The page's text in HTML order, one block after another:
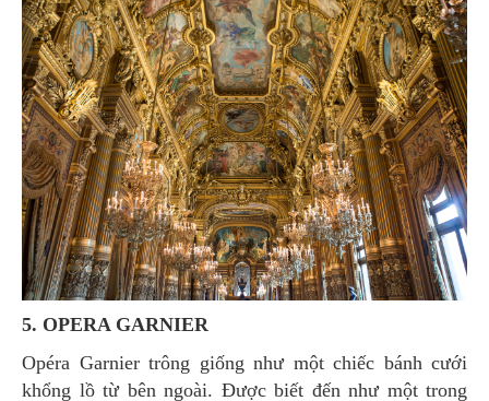
5. OPERA GARNIER
Opéra Garnier trông giống như một chiếc bánh cưới
khổng lồ từ bên ngoài. Được biết đến như một trong